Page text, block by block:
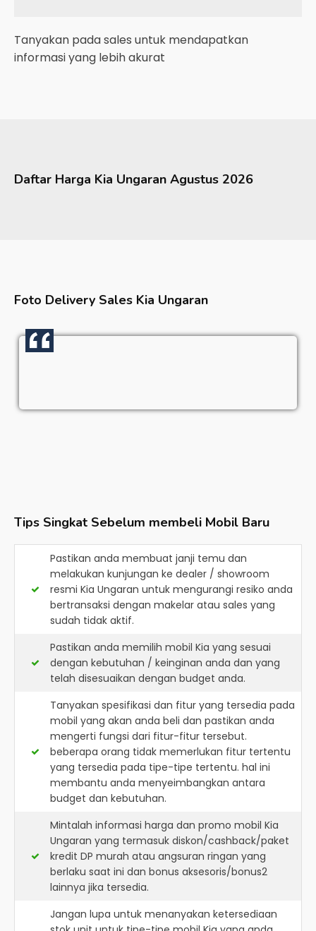
Tanyakan pada sales untuk mendapatkan
informasi yang lebih akurat
Daftar Harga Kia Ungaran Agustus 2026
Foto Delivery Sales Kia Ungaran
Tips Singkat Sebelum membeli Mobil Baru
Pastikan anda membuat janji temu dan
melakukan kunjungan ke dealer / showroom
resmi Kia Ungaran untuk mengurangi resiko anda
bertransaksi dengan makelar atau sales yang
sudah tidak aktif.
Pastikan anda memilih mobil Kia yang sesuai
dengan kebutuhan / keinginan anda dan yang
telah disesuaikan dengan budget anda.
Tanyakan spesifikasi dan fitur yang tersedia pada
mobil yang akan anda beli dan pastikan anda
mengerti fungsi dari fitur-fitur tersebut.
beberapa orang tidak memerlukan fitur tertentu
yang tersedia pada tipe-tipe tertentu. hal ini
membantu anda menyeimbangkan antara
budget dan kebutuhan.
Mintalah informasi harga dan promo mobil Kia
Ungaran yang termasuk diskon/cashback/paket
kredit DP murah atau angsuran ringan yang
berlaku saat ini dan bonus aksesoris/bonus2
lainnya jika tersedia.
Jangan lupa untuk menanyakan ketersediaan